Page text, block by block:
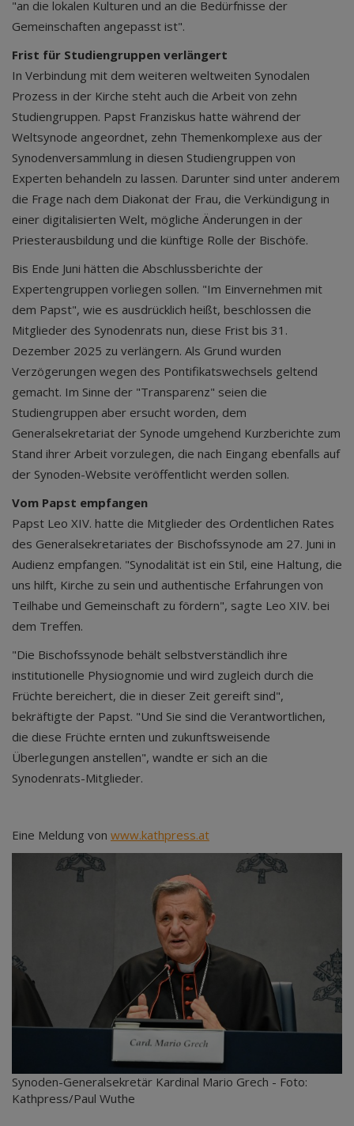
"an die lokalen Kulturen und an die Bedürfnisse der
Gemeinschaften angepasst ist".
Frist für Studiengruppen verlängert
In Verbindung mit dem weiteren weltweiten Synodalen
Prozess in der Kirche steht auch die Arbeit von zehn
Studiengruppen. Papst Franziskus hatte während der
Weltsynode angeordnet, zehn Themenkomplexe aus der
Synodenversammlung in diesen Studiengruppen von
Experten behandeln zu lassen. Darunter sind unter anderem
die Frage nach dem Diakonat der Frau, die Verkündigung in
einer digitalisierten Welt, mögliche Änderungen in der
Priesterausbildung und die künftige Rolle der Bischöfe.
Bis Ende Juni hätten die Abschlussberichte der
Expertengruppen vorliegen sollen. "Im Einvernehmen mit
dem Papst", wie es ausdrücklich heißt, beschlossen die
Mitglieder des Synodenrats nun, diese Frist bis 31.
Dezember 2025 zu verlängern. Als Grund wurden
Verzögerungen wegen des Pontifikatswechsels geltend
gemacht. Im Sinne der "Transparenz" seien die
Studiengruppen aber ersucht worden, dem
Generalsekretariat der Synode umgehend Kurzberichte zum
Stand ihrer Arbeit vorzulegen, die nach Eingang ebenfalls auf
der Synoden-Website veröffentlicht werden sollen.
Vom Papst empfangen
Papst Leo XIV. hatte die Mitglieder des Ordentlichen Rates
des Generalsekretariates der Bischofssynode am 27. Juni in
Audienz empfangen. "Synodalität ist ein Stil, eine Haltung, die
uns hilft, Kirche zu sein und authentische Erfahrungen von
Teilhabe und Gemeinschaft zu fördern", sagte Leo XIV. bei
dem Treffen.
"Die Bischofssynode behält selbstverständlich ihre
institutionelle Physiognomie und wird zugleich durch die
Früchte bereichert, die in dieser Zeit gereift sind",
bekräftigte der Papst. "Und Sie sind die Verantwortlichen,
die diese Früchte ernten und zukunftsweisende
Überlegungen anstellen", wandte er sich an die
Synodenrats-Mitglieder.
Eine Meldung von www.kathpress.at
Synoden-Generalsekretär Kardinal Mario Grech - Foto:
Kathpress/Paul Wuthe